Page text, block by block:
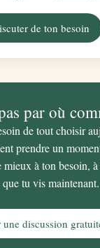
de ton besoin
par où
de tout choisir
prendre un
à ton besoin,
que tu vis maintenant.
une discussion